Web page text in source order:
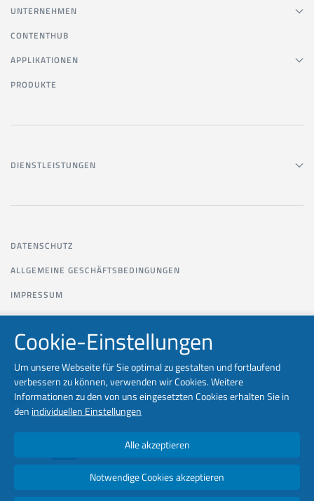
UNTERNEHMEN
CONTENTHUB
APPLIKATIONEN
PRODUKTE
DIENSTLEISTUNGEN
DATENSCHUTZ
ALLGEMEINE GESCHÄFTSBEDINGUNGEN
IMPRESSUM
DE
Cookie-Einstellungen
Um unsere Webseite für Sie optimal zu gestalten und fortlaufend
verbessern zu können, verwenden wir Cookies. Weitere
Informationen zu den von uns eingesetzten Cookies erhalten Sie in
den individuellen Einstellungen
Alle akzeptieren
Notwendige Cookies akzeptieren